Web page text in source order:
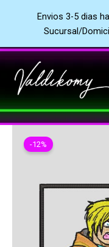
Envios 3-5 dias
Sucursal/
al
contenido
-12%